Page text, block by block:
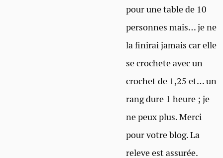
pour une table de 10
personnes mais… je ne
la finirai jamais car elle
se crochete avec un
crochet de 1,25 et… un
rang dure 1 heure ; je
ne peux plus. Merci
pour votre blog. La
releve est assurée.